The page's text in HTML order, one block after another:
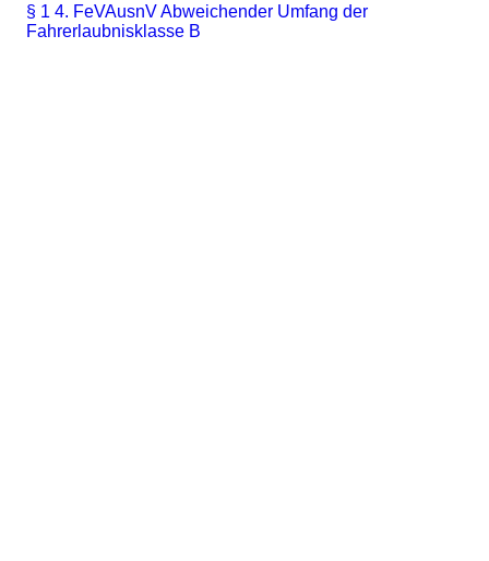
§ 1 4. FeVAusnV Abweichender Umfang der
Fahrerlaubnisklasse B